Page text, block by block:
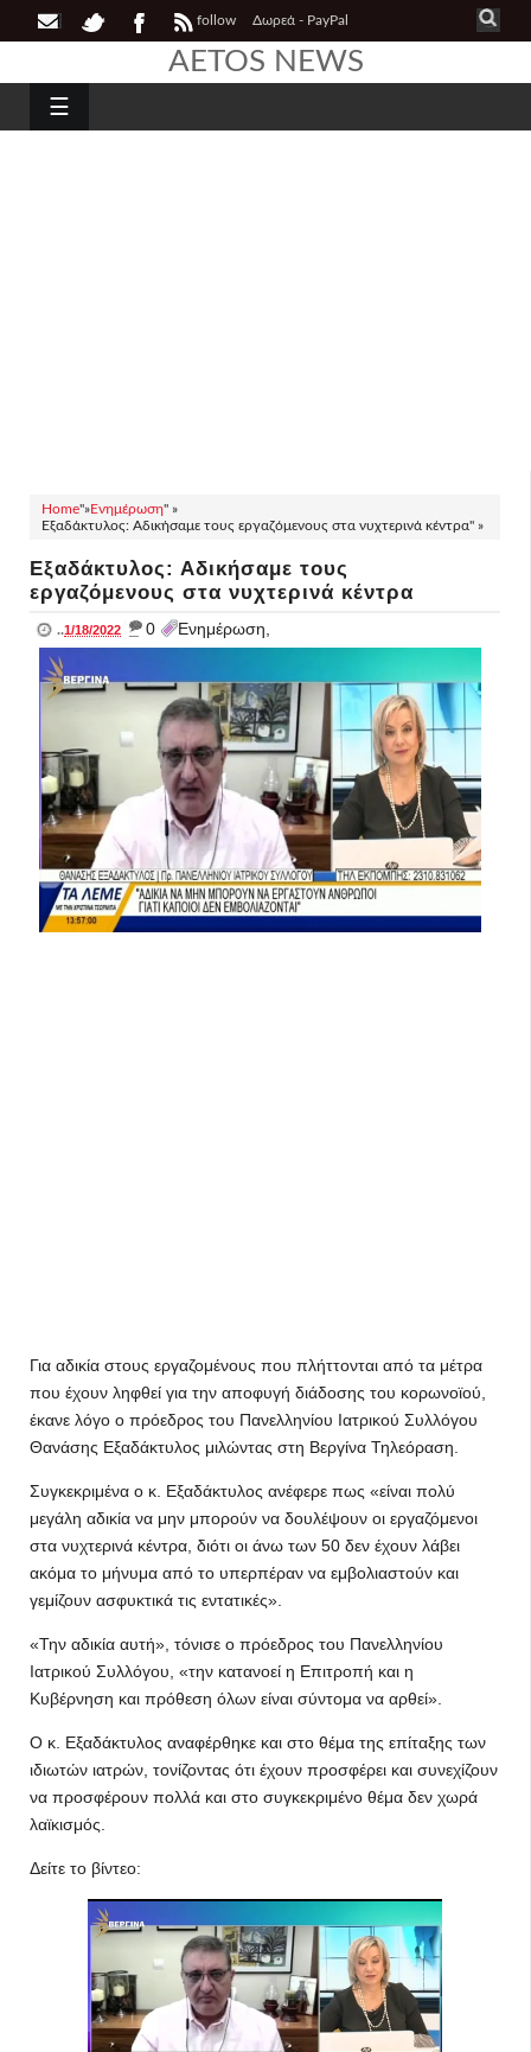
follow Δωρεά - PayPal
AETOS NEWS
☰
Home"»Ενημέρωση" »
Εξαδάκτυλος: Αδικήσαμε τους εργαζόμενους στα νυχτερινά κέντρα" »
Εξαδάκτυλος: Αδικήσαμε τους
εργαζόμενους στα νυχτερινά κέντρα
..1/18/2022 _ 0 Ενημέρωση,
Για αδικία στους εργαζομένους που πλήττονται από τα μέτρα
που έχουν ληφθεί για την αποφυγή διάδοσης του κορωνοϊού,
έκανε λόγο ο πρόεδρος του Πανελληνίου Ιατρικού Συλλόγου
Θανάσης Εξαδάκτυλος μιλώντας στη Βεργίνα Τηλεόραση.
Συγκεκριμένα ο κ. Εξαδάκτυλος ανέφερε πως «είναι πολύ
μεγάλη αδικία να μην μπορούν να δουλέψουν οι εργαζόμενοι
στα νυχτερινά κέντρα, διότι οι άνω των 50 δεν έχουν λάβει
ακόμα το μήνυμα από το υπερπέραν να εμβολιαστούν και
γεμίζουν ασφυκτικά τις εντατικές».
«Την αδικία αυτή», τόνισε ο πρόεδρος του Πανελληνίου
Ιατρικού Συλλόγου, «την κατανοεί η Επιτροπή και η
Κυβέρνηση και πρόθεση όλων είναι σύντομα να αρθεί».
Ο κ. Εξαδάκτυλος αναφέρθηκε και στο θέμα της επίταξης των
ιδιωτών ιατρών, τονίζοντας ότι έχουν προσφέρει και συνεχίζουν
να προσφέρουν πολλά και στο συγκεκριμένο θέμα δεν χωρά
λαϊκισμός.
Δείτε το βίντεο: